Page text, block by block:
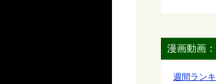
漫画動画
週間ラン